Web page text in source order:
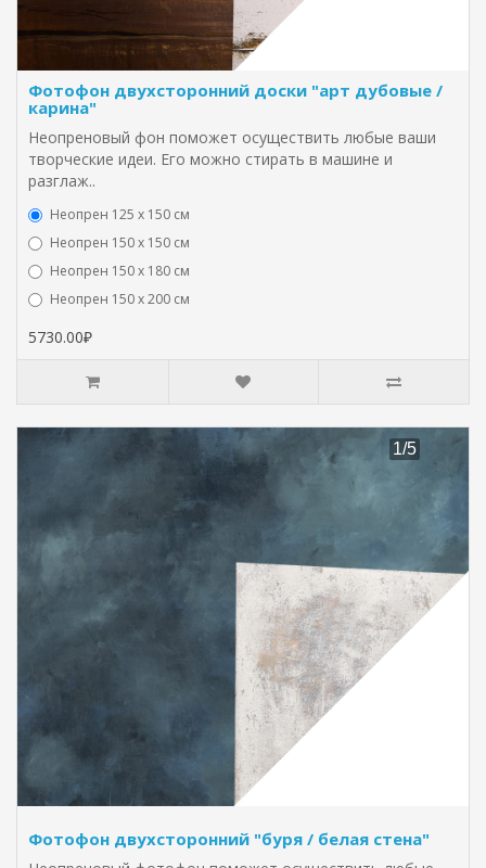
Фотофон двухсторонний доски "арт дубовые /
карина"
Неопреновый фон поможет осуществить любые ваши
творческие идеи. Его можно стирать в машине и
разглаж..
Неопрен 125 х 150 см
Неопрен 150 х 150 см
Неопрен 150 х 180 см
Hеопрен 150 х 200 см
5730.00₽
Фотофон двухсторонний "буря / белая стена"